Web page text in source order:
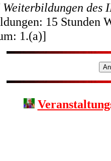
des
15 Stunden
1.(a)]